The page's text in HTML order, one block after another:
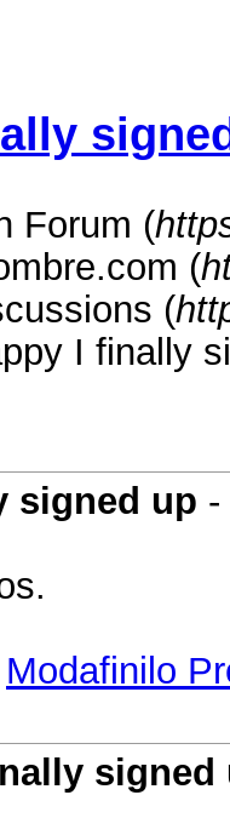
Forum (
(
(
I finally
signed up -
Modafinilo
signed